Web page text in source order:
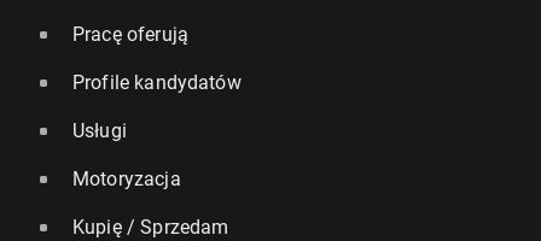
Pracę oferują
Profile kandydatów
Usługi
Motoryzacja
Kupię / Sprzedam